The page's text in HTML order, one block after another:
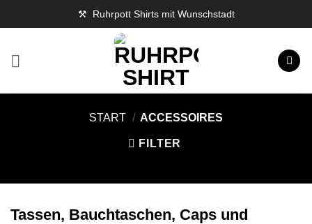
Inhalt
⚒️ Ruhrpott Shirts mit Wunschstadt
START / ACCESSOIRES
FILTER
Tassen, Bauchtaschen, Caps und